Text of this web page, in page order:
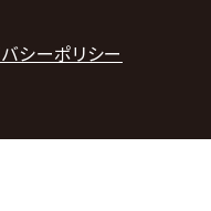
シーポリシー